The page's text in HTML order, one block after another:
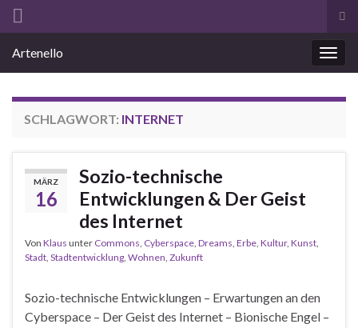
Artenello
SCHLAGWORT: INTERNET
MÄRZ
16
Sozio-technische
Entwicklungen & Der Geist
des Internet
Von Klaus unter Commons, Cyberspace, Dreams, Erbe, Kultur, Kunst,
Stadt, Stadtentwicklung, Wohnen, Zukunft
Sozio-technische Entwicklungen – Erwartungen an den
Cyberspace – Der Geist des Internet – Bionische Engel –